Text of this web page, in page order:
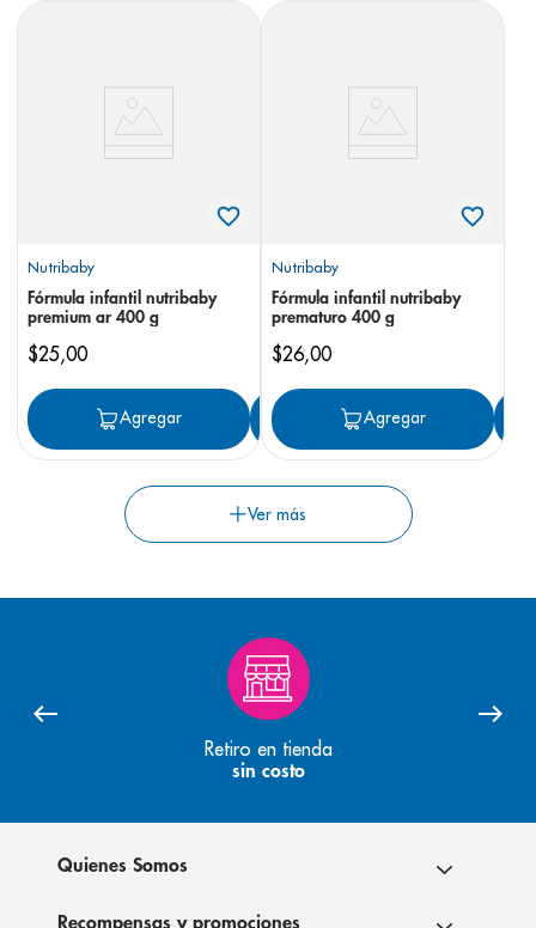
Nutribaby
Fórmula infantil nutribaby
premium ar 400 g
$25,00
Agregar Agregar
Nutribaby
Fórmula infantil nutribaby
prematuro 400 g
$26,00
Agregar
Retiro en tienda
sin costo
Quienes Somos
Recompensas y promociones